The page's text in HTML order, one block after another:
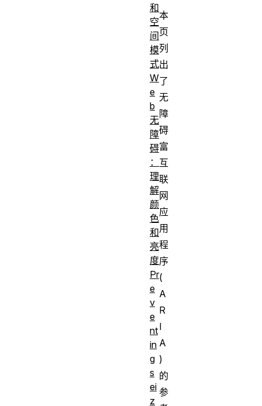
本
页
列
出
了
无
障
碍
富
互
联
网
应
用
程
序
(
A
R
I
A
)
的
参
和
空
间
模
式
W
e
b
无
障
碍
：
理
解
颜
色
和
亮
度
Pr
e
v
e
nt
in
g
s
ei
z